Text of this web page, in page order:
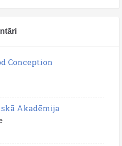
Conception
Akadēmija